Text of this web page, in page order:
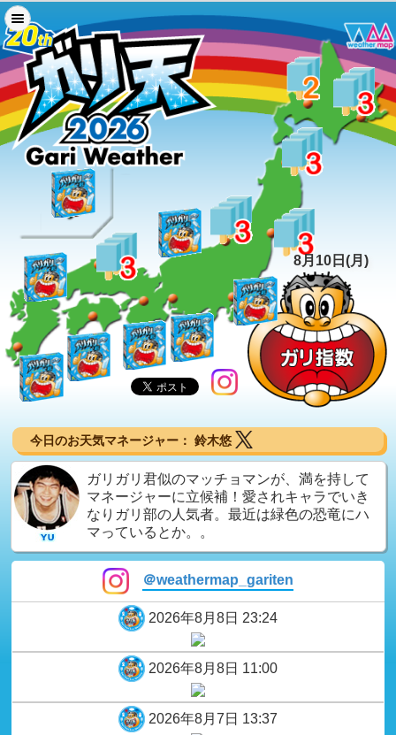
8月10日(月)
今日のお天気マネージャー： 鈴木悠
ガリガリ君似のマッチョマンが、満を持して
マネージャーに立候補！愛されキャラでいき
なりガリ部の人気者。最近は緑色の恐竜にハ
マっているとか。。
＠weathermap_gariten
2026年8月8日 23:24
2026年8月8日 11:00
2026年8月7日 13:37